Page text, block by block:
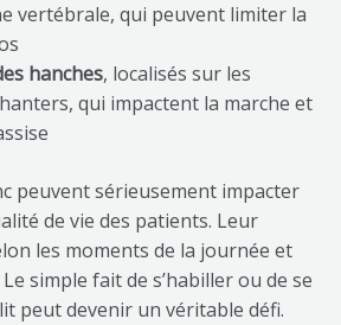
vertébrale, qui peuvent limiter la
hanches, localisés sur les
qui impactent la marche et
peuvent sérieusement impacter
de vie des patients. Leur
les moments de la journée et
simple fait de s’habiller ou de se
peut devenir un véritable défi.